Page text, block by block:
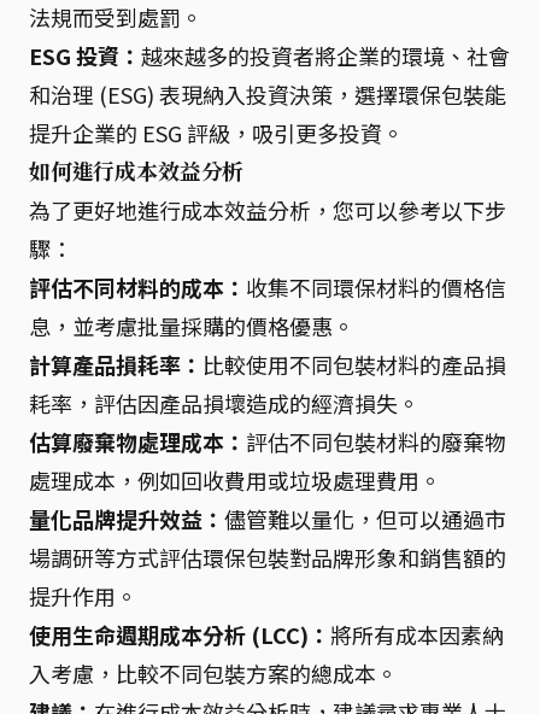
法規而受到處罰。
ESG 投資： 越來越多的投資者將企業的環境、社會
和治理 (ESG) 表現納入投資決策，選擇環保包裝能
提升企業的 ESG 評級，吸引更多投資。
如何進行成本效益分析
為了更好地進行成本效益分析，您可以參考以下步
驟：
評估不同材料的成本： 收集不同環保材料的價格信
息，並考慮批量採購的價格優惠。
計算產品損耗率： 比較使用不同包裝材料的產品損
耗率，評估因產品損壞造成的經濟損失。
估算廢棄物處理成本： 評估不同包裝材料的廢棄物
處理成本，例如回收費用或垃圾處理費用。
量化品牌提升效益： 儘管難以量化，但可以通過市
場調研等方式評估環保包裝對品牌形象和銷售額的
提升作用。
使用生命週期成本分析 (LCC)： 將所有成本因素納
入考慮，比較不同包裝方案的總成本。